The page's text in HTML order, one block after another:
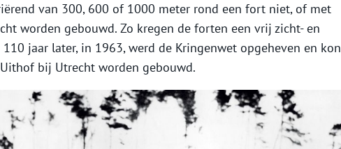
van 300, 600 of 1000 meter rond een fort niet, of met
worden gebouwd. Zo kregen de forten een vrij zicht- en
110 jaar later, in 1963, werd de Kringenwet opgeheven en kon
bij Utrecht worden gebouwd.